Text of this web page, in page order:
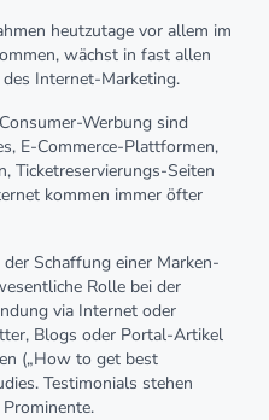
heutzutage vor allem im
wächst in fast allen
Internet-Marketing.
Werbung sind
E-Commerce-Plattformen,
Ticketreservierungs-Seiten
kommen immer öfter
Schaffung einer Marken-
Rolle bei der
via Internet oder
Blogs oder Portal-Artikel
(„How to get best
Testimonials stehen